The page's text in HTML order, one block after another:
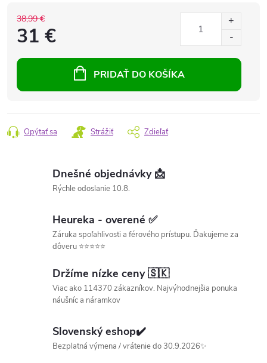
38,99 €
31 €
PRIDAŤ DO KOŠÍKA
Opýtať sa Strážiť Zdieľať
Dnešné objednávky 📩
Rýchle odoslanie 10.8.
Heureka - overené ✅
Záruka spoľahlivosti a férového prístupu. Ďakujeme za
dôveru ⭐⭐⭐⭐⭐
Držíme nízke ceny 🇸🇰
Viac ako 114370 zákazníkov. Najvýhodnejšia ponuka
náušníc a náramkov
Slovenský eshop✔️
Bezplatná výmena / vrátenie do 30.9.2026✨